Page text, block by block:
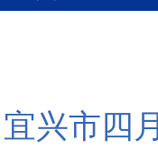
宜兴市四